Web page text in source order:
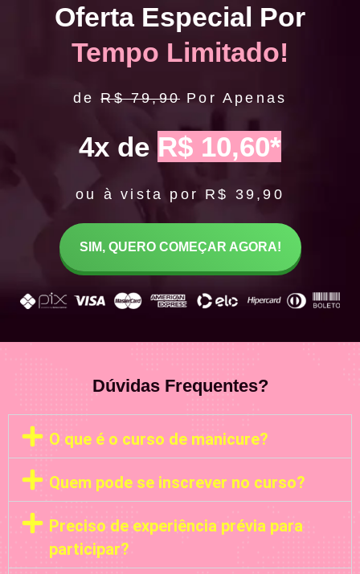
Oferta Especial Por
Tempo Limitado!
deR$ 79,90 Por Apenas
4x de R$ 10,60*
ou à vista por R$ 39,90
SIM, QUERO COMEÇAR AGORA!
Dúvidas Frequentes?
O que é o curso de manicure?
Quem pode se inscrever no curso?
Preciso de experiência prévia para
participar?